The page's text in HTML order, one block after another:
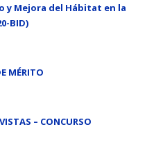
y Mejora del Hábitat en la
BID)
MÉRITO
– CONCURSO